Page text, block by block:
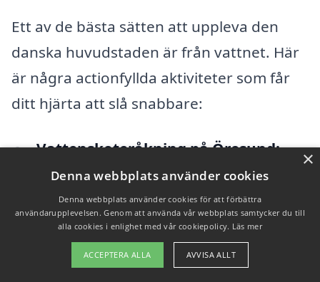
Ett av de bästa sätten att uppleva den
danska huvudstaden är från vattnet. Här
är några actionfyllda aktiviteter som får
ditt hjärta att slå snabbare:
Vattenskoteråkning på Öresund:
Känn vinden i håret och adrenalinet
rusa när du susar fram över vattnet.
Vattenskoteråkning är ett perfekt sätt
att kombinera fart och skönhet, med
×
Denna webbplats använder cookies
Denna webbplats använder cookies för att förbättra
användarupplevelsen. Genom att använda vår webbplats samtycker du till
alla cookies i enlighet med vår cookiepolicy. Läs mer
ACCEPTERA ALLA AVVISA ALLT